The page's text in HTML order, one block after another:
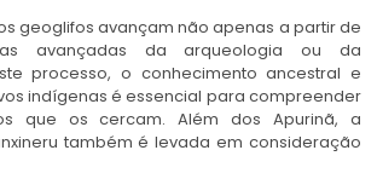
geoglifos avançam não apenas a partir de
avançadas da arqueologia ou da
processo, o conhecimento ancestral e
indígenas é essencial para compreender
que os cercam. Além dos Apurinã, a
também é levada em consideração